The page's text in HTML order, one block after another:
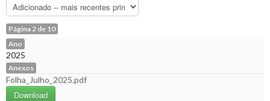
Página 2 de 10
Ano
2025
Anexos
Folha_Julho_2025.pdf
Download